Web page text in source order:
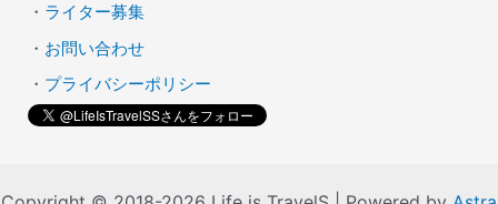
・ ライター募集
・ お問い合わせ
・ プライバシーポリシー